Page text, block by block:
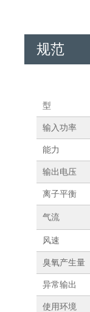
规范
型
输入功率
能力
输出电压
离子平衡
气流
风速
臭氧产生量
异常输出
使用环境